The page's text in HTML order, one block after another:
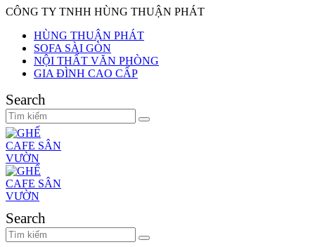
CÔNG TY TNHH HÙNG THUẬN PHÁT
HÙNG THUẬN PHÁT
SOFA SÀI GÒN
NỘI THẤT VĂN PHÒNG
GIA ĐÌNH CAO CẤP
Search
Search